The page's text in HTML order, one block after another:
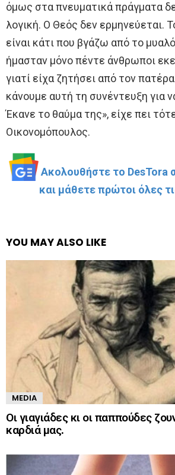
όμως στα πνευματικά πράγματα
λογική. Ο Θεός δεν ερμηνεύεται.
είναι κάτι που βγάζω από το
ήμασταν μόνο πέντε άνθρωποι
γιατί είχα ζητήσει από τον
κάνουμε αυτή τη συνέντευξη για
Έκανε το θαύμα της», είχε πει
Οικονομόπουλος.
Ακολουθήστε το DesTora
και μάθετε πρώτοι όλες
YOU MAY ALSO LIKE
MEDIA
Οι γιαγιάδες κι οι παππούδες
καρδιά μας.